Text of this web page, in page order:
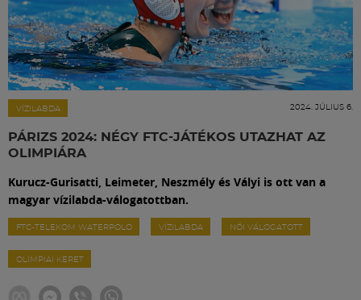
VÍZILABDA 2024. JÚLIUS 6.
PÁRIZS 2024: NÉGY FTC-JÁTÉKOS UTAZHAT AZ
OLIMPIÁRA
Kurucz-Gurisatti, Leimeter, Neszmély és Vályi is ott van a
magyar vízilabda-válogatottban.
FTC-TELEKOM WATERPOLO VÍZILABDA NŐI VÁLOGATOTT
OLIMPIAI KERET
FM YouTube +
Hírek
Labdarúgás
Meccscenter
Klub